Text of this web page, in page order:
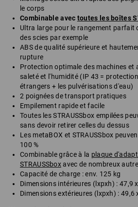
le corps
Combinable avec toutes les boîtes
Ultra large pour le rangement parfait
des scies par exemple
ABS de qualité supérieure et
rupture
Protection optimale des machines et
saleté et l'humidité (IP 43 =
étrangers + les pulvérisations d'eau)
2 poignées de transport pratiques
Empilement rapide et facile
Toutes les STRAUSSbox empilées
sans devoir retirer celles du dessus
Les metaBOX et STRAUSSbox
100 %
Combinable grâce à la plaque
STRAUSSboxavec de nombreux
Capacité de charge : env. 125 kg
Dimensions intérieures (lxpxh) : 47,9
Dimensions extérieures (lxpxh) : 49,6